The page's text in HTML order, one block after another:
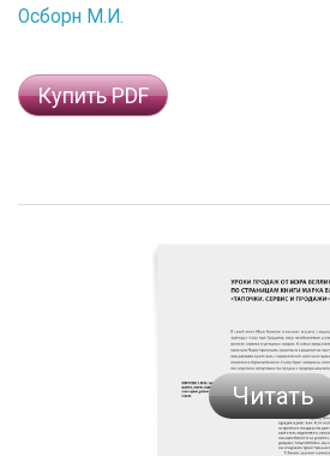
Осборн М.И.
Купить PDF
Читать